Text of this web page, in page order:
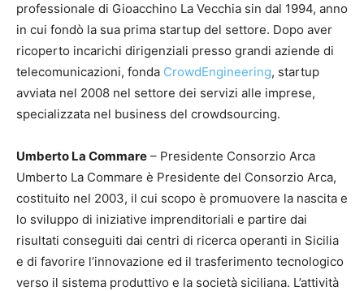
professionale di Gioacchino La Vecchia sin dal 1994, anno
in cui fondò la sua prima startup del settore. Dopo aver
ricoperto incarichi dirigenziali presso grandi aziende di
telecomunicazioni, fonda CrowdEngineering, startup
avviata nel 2008 nel settore dei servizi alle imprese,
specializzata nel business del crowdsourcing.
Umberto La Commare – Presidente Consorzio Arca
Umberto La Commare è Presidente del Consorzio Arca,
costituito nel 2003, il cui scopo è promuovere la nascita e
lo sviluppo di iniziative imprenditoriali e partire dai
risultati conseguiti dai centri di ricerca operanti in Sicilia
e di favorire l’innovazione ed il trasferimento tecnologico
verso il sistema produttivo e la società siciliana. L’attività